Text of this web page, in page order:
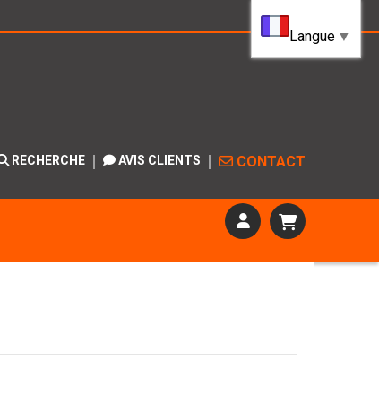
RECHERCHE AVIS CLIENTS CONTACT
Langue ▼